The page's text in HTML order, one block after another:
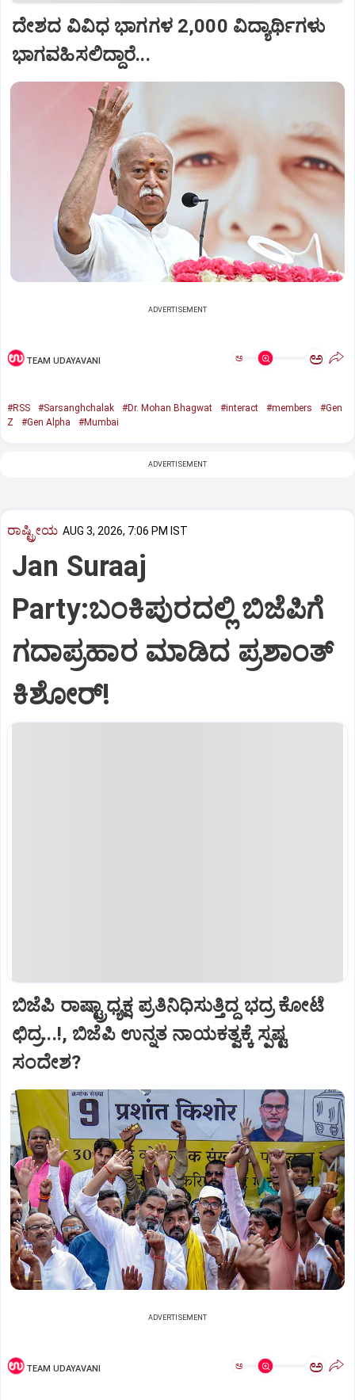
ದೇಶದ ವಿವಿಧ ಭಾಗಗಳ 2,000 ವಿದ್ಯಾರ್ಥಿಗಳು
ಭಾಗವಹಿಸಲಿದ್ದಾರೆ...
ADVERTISEMENT
TEAM UDAYAVANI ಅ ಅ
#RSS #Sarsanghchalak #Dr. Mohan Bhagwat #interact #members
#Gen
Z
#Gen Alpha #Mumbai
ADVERTISEMENT
ರಾಷ್ಟ್ರೀಯ AUG 3, 2026, 7:06 PM IST
Jan Suraaj
Party:ಬಂಕಿಪುರದಲ್ಲಿ ಬಿಜೆಪಿಗೆ
ಗದಾಪ್ರಹಾರ ಮಾಡಿದ ಪ್ರಶಾಂತ್
ಕಿಶೋರ್!
ಬಿಜೆಪಿ ರಾಷ್ಟ್ರಾಧ್ಯಕ್ಷ ಪ್ರತಿನಿಧಿಸುತ್ತಿದ್ದ ಭದ್ರ ಕೋಟೆ
ಛಿದ್ರ...!, ಬಿಜೆಪಿ ಉನ್ನತ ನಾಯಕತ್ವಕ್ಕೆ ಸ್ಪಷ್ಟ
ಸಂದೇಶ?
ADVERTISEMENT
TEAM UDAYAVANI ಅ ಅ